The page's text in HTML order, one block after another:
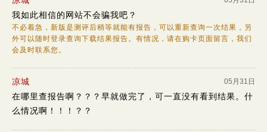
我如此相信的网站不会骗我吧？
不必着急，新版是测评后稍等就能有报告，可以重新查询一次结果，另
外可以随时登录查询下载结果报告。有情况，请在购卡页面留言，我们
会及时联系您。
05月31日
凉城
在哪里查报告啊？？？早就做完了，可一直没有看到结果。什
么情况啊！！！？？